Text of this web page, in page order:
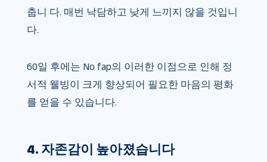
춥니 다. 매번 낙담하고 낮게 느끼지 않을 것입니
다.
60일 후에는 No fap의 이러한 이점으로 인해 정
서적 웰빙이 크게 향상되어 필요한 마음의 평화
를 얻을 수 있습니다.
4. 자존감이 높아졌습니다